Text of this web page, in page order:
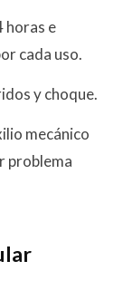
horas e
cada uso.
y choque.
mecánico
problema